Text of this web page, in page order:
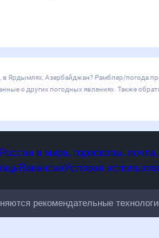
в Ярдымлях, Азербайджан? Рамблер/
о других погодных явлениях. Также
и мира, гороскопы,
ВакансииУсловия
рекомендательные